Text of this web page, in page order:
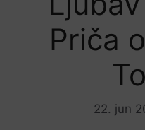
Priča
22. jun